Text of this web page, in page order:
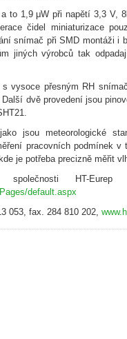
to 1,9 μW při napětí 3,3 V,
čidel miniaturizace
snímač při SMD montáži i
jiných výrobců tak
vysoce přesným RH
dvě provedení jsou
jsou meteorologické
pracovních podmínek v
je potřeba precizně měřit
HT-Eurep
default.aspx
053, fax. 284 810 202,